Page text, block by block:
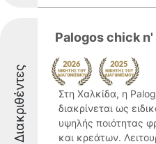
Διακριθέντες
Palogos chick n'
Στη Χαλκίδα, η
διακρίνεται ως
υψηλής ποιότητας
και κρεάτων.